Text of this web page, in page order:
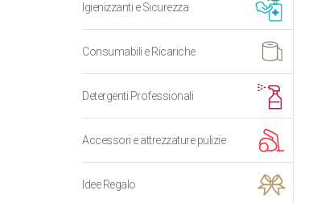
Igienizzanti e Sicurezza
Consumabili e Ricariche
Detergenti Professionali
Accessori e attrezzature pulizie
Idee Regalo